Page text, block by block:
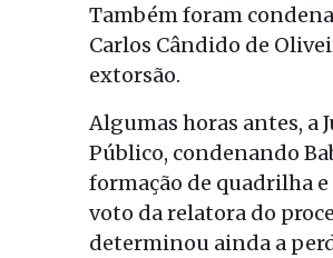
Também foram
Carlos Cândido de
extorsão.
Algumas horas antes, a
Público, condenando
formação de quadrilha
voto da relatora do
determinou ainda a